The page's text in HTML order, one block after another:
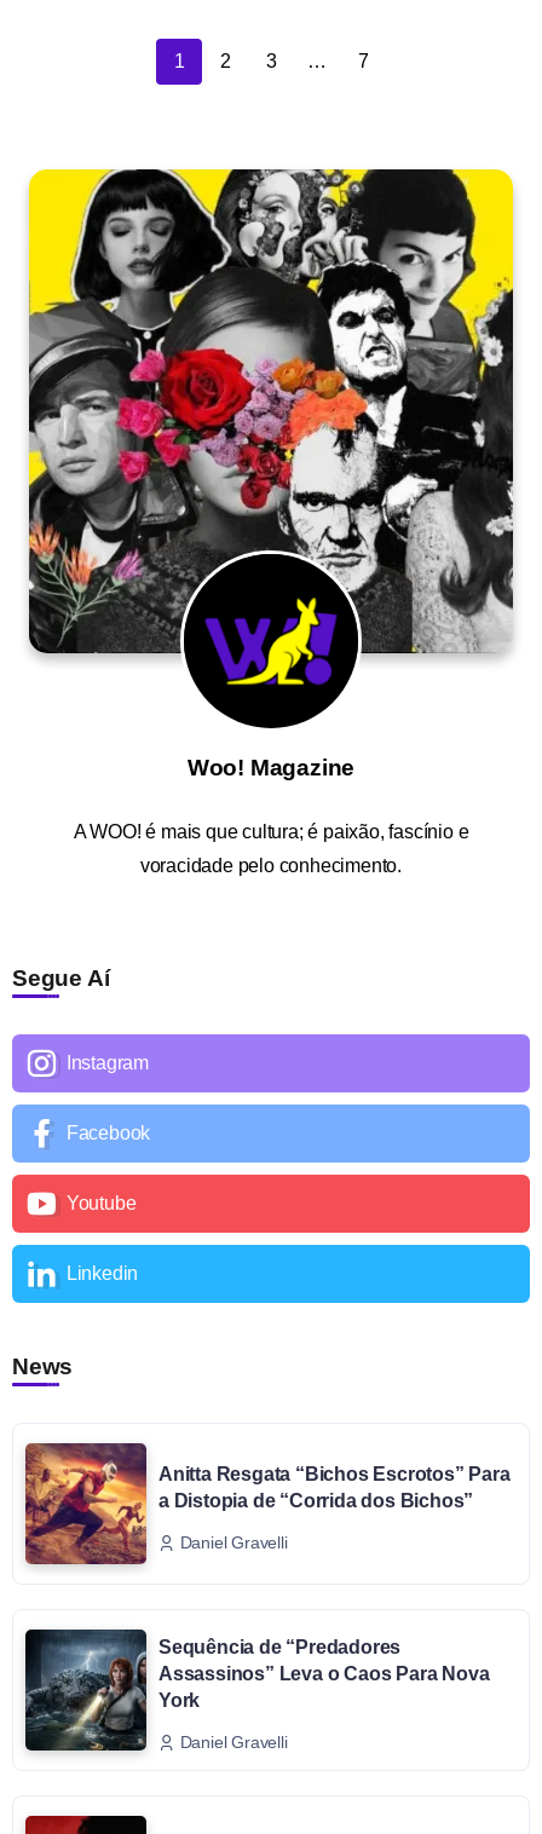
1 2 3 … 7
Woo! Magazine
AWOO! é mais que cultura; é paixão, fascínio e
voracidade pelo conhecimento.
Segue Aí
Instagram
Facebook
Youtube
Linkedin
News
Anitta Resgata “Bichos Escrotos” Para
a Distopia de “Corrida dos Bichos”
Daniel Gravelli
Sequência de “Predadores
Assassinos” Leva o Caos Para Nova
York
Daniel Gravelli